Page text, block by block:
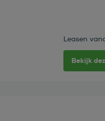
Leasen
Bekijk